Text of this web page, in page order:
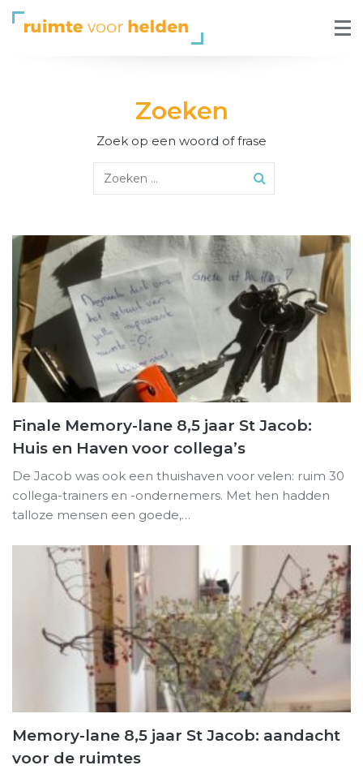
Zoeken
Zoek op een woord of frase
Finale Memory-lane 8,5 jaar St Jacob:
Huis en Haven voor collega’s
De Jacob was ook een thuishaven voor velen: ruim 30
collega-trainers en -ondernemers. Met hen hadden
talloze mensen een goede,…
Memory-lane 8,5 jaar St Jacob: aandacht
voor de ruimtes